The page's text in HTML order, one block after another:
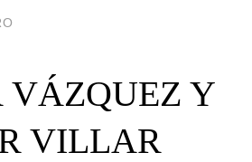
VÁZQUEZ Y
VILLAR